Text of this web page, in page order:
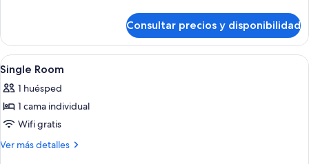
King
Room
Consultar precios y disponibilidad
Abrir
todas
las
fotos
de
Single
Una habitación de hotel con una
4
Single Room
1 huésped
1 cama individual
Wifi gratis
Ver más detalles
Más